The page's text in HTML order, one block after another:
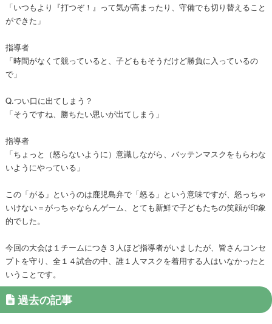
「いつもより『打つぞ！』って気が高まったり、守備でも切り替えること
ができた」
指導者
「時間がなくて競っていると、子どももそうだけど勝負に入っているの
で」
Q.つい口に出てしまう？
「そうですね、勝ちたい思いが出てしまう」
指導者
「ちょっと（怒らないように）意識しながら、バッテンマスクをもらわな
いようにやっている」
この「がる」というのは鹿児島弁で「怒る」という意味ですが、怒っちゃ
いけない＝がっちゃならんゲーム、とても新鮮で子どもたちの笑顔が印象
的でした。
今回の大会は１チームにつき３人ほど指導者がいましたが、皆さんコンセ
プトを守り、全１４試合の中、誰１人マスクを着用する人はいなかったと
いうことです。
過去の記事